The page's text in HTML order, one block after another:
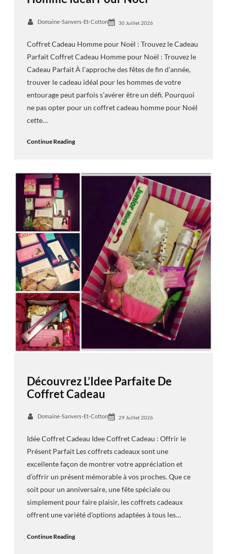
Domaine-Sanvers-Et-Cotton 30 Juillet 2026
Coffret Cadeau Homme pour Noël : Trouvez le Cadeau
Parfait Coffret Cadeau Homme pour Noël : Trouvez le
Cadeau Parfait À l’approche des fêtes de fin d’année,
trouver le cadeau idéal pour les hommes de votre
entourage peut parfois s’avérer être un défi. Pourquoi
ne pas opter pour un coffret cadeau homme pour Noël
cette…
Continue Reading
Découvrez L’Idee Parfaite De
Coffret Cadeau
Domaine-Sanvers-Et-Cotton 29 Juillet 2026
Idée Coffret Cadeau Idee Coffret Cadeau : Offrir le
Présent Parfait Les coffrets cadeaux sont une
excellente façon de montrer votre appréciation et
d’offrir un présent mémorable à vos proches. Que ce
soit pour un anniversaire, une fête spéciale ou
simplement pour faire plaisir, les coffrets cadeaux
offrent une variété d’options adaptées à tous les…
Continue Reading